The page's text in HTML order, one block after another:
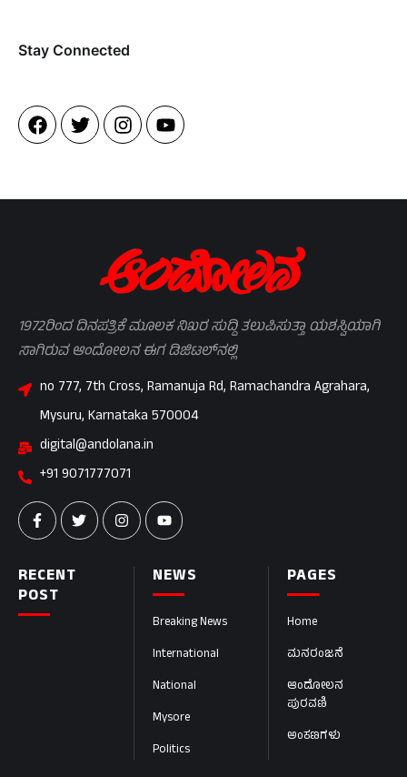
Stay Connected​
PAGES
Home
ಮನರಂಜನೆ
ಆಂದೋಲನ
ಪುರವಣಿ
ಅಂಕಣಗಳು
NEWS
Breaking News
International
National
Mysore
Politics
RECENT
POST
1972ರಿಂದ ದಿನಪತ್ರಿಕೆ ಮೂಲಕ ನಿಖರ ಸುದ್ದಿ ತಲುಪಿಸುತ್ತಾ ಯಶಸ್ವಿಯಾಗಿ
ಸಾಗಿರುವ ಆಂದೋಲನ ಈಗ ಡಿಜಿಟಲ್‌ನಲ್ಲಿ
no 777, 7th Cross, Ramanuja Rd, Ramachandra Agrahara,
Mysuru, Karnataka 570004
digital@andolana.in
+91 9071777071